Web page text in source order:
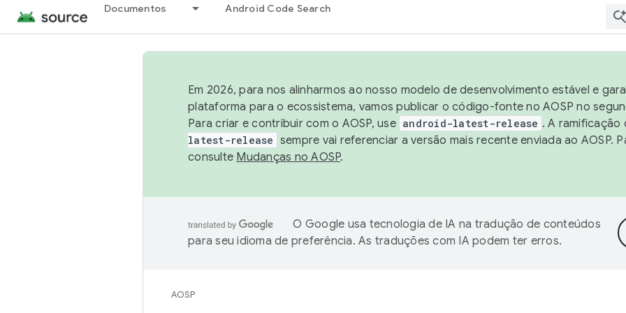
Documentos Android Code Search
Em 2026, para nos alinharmos ao nosso modelo de desenvolvimento estável e
plataforma para o ecossistema, vamos publicar o código-fonte no AOSP no
Para criar e contribuir com o AOSP, use android-latest-release . A
latest-release sempre vai referenciar a versão mais recente enviada ao AOSP.
consulte Mudanças no AOSP.
O Google usa tecnologia de IA na tradução de conteúdos
para seu idioma de preferência. As traduções com IA podem ter erros.
AOSP